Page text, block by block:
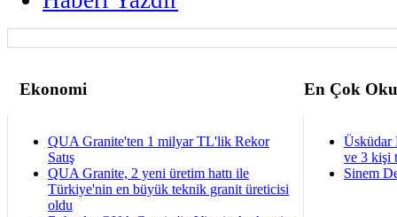
Ekonomi En Çok
QUA Granite'ten 1 milyar TL'lik Rekor
Satış
QUA Granite, 2 yeni üretim hattı ile
Türkiye'nin en büyük teknik granit üreticisi
oldu
Üsküdar
ve 3 kişi
Sinem